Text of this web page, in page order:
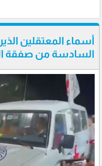
أسماء المعتقلين
السادسة من صفقة